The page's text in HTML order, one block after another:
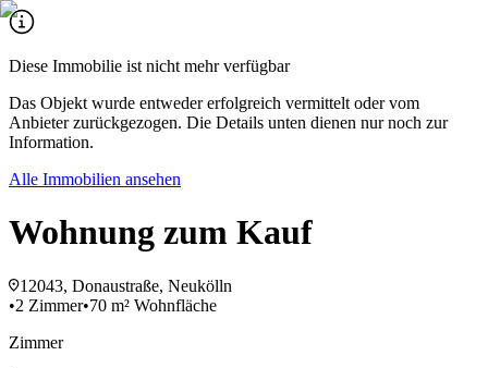
Diese Immobilie ist nicht mehr verfügbar
Das Objekt wurde entweder erfolgreich vermittelt oder vom
Anbieter zurückgezogen. Die Details unten dienen nur noch zur
Information.
Alle Immobilien ansehen
Wohnung zum Kauf
12043, Donaustraße, Neukölln
•2 Zimmer•70 m² Wohnfläche
Zimmer